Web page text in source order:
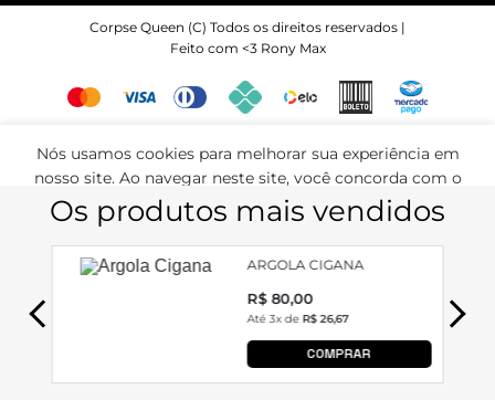
Corpse Queen (C) Todos os direitos reservados |
Feito com <3 Rony Max
Nós usamos cookies para melhorar sua experiência em
nosso site. Ao navegar neste site, você concorda com o
uso de cookies. 🍪
ACEITAR